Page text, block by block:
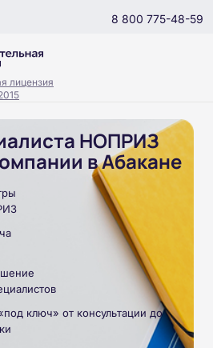
8 800 775-48-59
лицензия
НОПРИЗ
в Абакане
ключ» от консультации до